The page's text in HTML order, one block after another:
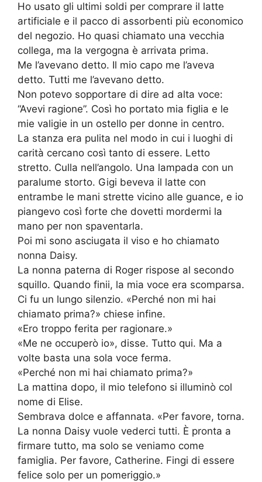
Ho usato gli ultimi soldi per comprare il latte
artificiale e il pacco di assorbenti più economico
del negozio. Ho quasi chiamato una vecchia
collega, ma la vergogna è arrivata prima.
Me l’avevano detto. Il mio capo me l’aveva
detto. Tutti me l’avevano detto.
Non potevo sopportare di dire ad alta voce:
“Avevi ragione”. Così ho portato mia figlia e le
mie valigie in un ostello per donne in centro.
La stanza era pulita nel modo in cui i luoghi di
carità cercano così tanto di essere. Letto
stretto. Culla nell’angolo. Una lampada con un
paralume storto. Gigi beveva il latte con
entrambe le mani strette vicino alle guance, e io
piangevo così forte che dovetti mordermi la
mano per non spaventarla.
Poi mi sono asciugata il viso e ho chiamato
nonna Daisy.
La nonna paterna di Roger rispose al secondo
squillo. Quando finii, la mia voce era scomparsa.
Ci fu un lungo silenzio. «Perché non mi hai
chiamato prima?» chiese infine.
«Ero troppo ferita per ragionare.»
«Me ne occuperò io», disse. Tutto qui. Ma a
volte basta una sola voce ferma.
«Perché non mi hai chiamato prima?»
La mattina dopo, il mio telefono si illuminò col
nome di Elise.
Sembrava dolce e affannata. «Per favore, torna.
La nonna Daisy vuole vederci tutti. È pronta a
firmare tutto, ma solo se veniamo come
famiglia. Per favore, Catherine. Fingi di essere
felice solo per un pomeriggio.»